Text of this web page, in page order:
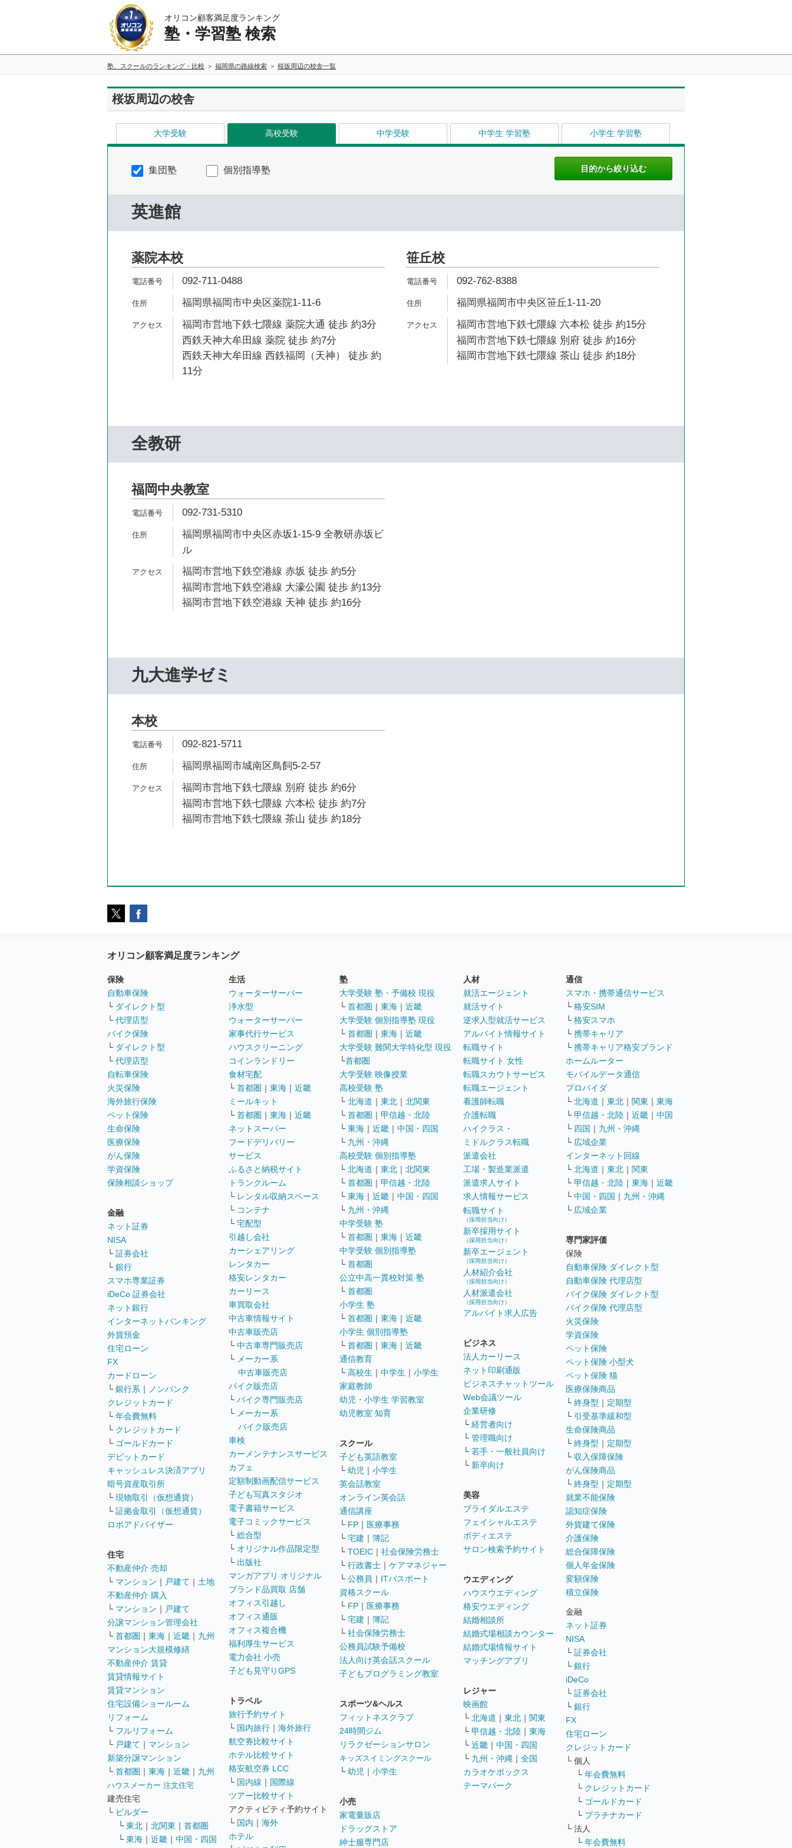
オリコン顧客満足度ランキング
塾・学習塾 検索
塾、スクールのランキング・比較 福岡県の路線検索 桜坂周辺の校舎一覧
桜坂周辺の校舎
大学受験 高校受験 中学受験 中学生 学習塾 小学生 学習塾
集団塾 個別指導塾
英進館
薬院本校
092-711-0488
福岡県福岡市中央区薬院1-11-6
福岡市営地下鉄七隈線 薬院大通 徒歩 約3分
西鉄天神大牟田線 薬院 徒歩 約7分
西鉄天神大牟田線 西鉄福岡（天神） 徒歩 約
11分
笹丘校
092-762-8388
福岡県福岡市中央区笹丘1-11-20
福岡市営地下鉄七隈線 六本松 徒歩 約15分
福岡市営地下鉄七隈線 別府 徒歩 約16分
福岡市営地下鉄七隈線 茶山 徒歩 約18分
全教研
福岡中央教室
092-731-5310
福岡県福岡市中央区赤坂1-15-9 全教研赤坂ビ
ル
福岡市営地下鉄空港線 赤坂 徒歩 約5分
福岡市営地下鉄空港線 大濠公園 徒歩 約13分
福岡市営地下鉄空港線 天神 徒歩 約16分
九大進学ゼミ
本校
092-821-5711
福岡県福岡市城南区鳥飼5-2-57
福岡市営地下鉄七隈線 別府 徒歩 約6分
福岡市営地下鉄七隈線 六本松 徒歩 約7分
福岡市営地下鉄七隈線 茶山 徒歩 約18分
オリコン顧客満足度ランキング
保険
自動車保険
└ ダイレクト型
└ 代理店型
バイク保険
└ ダイレクト型
└ 代理店型
自転車保険
火災保険
海外旅行保険
ペット保険
生命保険
医療保険
がん保険
学資保険
保険相談ショップ
金融
ネット証券
NISA
└ 証券会社
└ 銀行
スマホ専業証券
iDeCo 証券会社
ネット銀行
インターネットバンキング
外貨預金
住宅ローン
FX
カードローン
└ 銀行系 ｜
ノンバンク
クレジットカード
└ 年会費無料
└ クレジットカード
└ ゴールドカード
デビットカード
キャッシュレス決済アプリ
暗号資産取引所
└ 現物取引（仮想通貨）
└ 証拠金取引（仮想通貨）
ロボアドバイザー
住宅
不動産仲介 売却
└ マンション ｜ 戸建て ｜ 土地
不動産仲介 購入
└ マンション ｜ 戸建て
分譲マンション管理会社
└ 首都圏 ｜ 東海 ｜ 近畿 ｜ 九州
マンション大規模修繕
不動産仲介 賃貸
賃貸情報サイト
賃貸マンション
住宅設備ショールーム
リフォーム
└ フルリフォーム
└ 戸建て ｜ マンション
新築分譲マンション
└ 首都圏 ｜ 東海 ｜ 近畿 ｜ 九州
ハウスメーカー 注文住宅
建売住宅
└ ビルダー
└ 東北 ｜ 北関東 ｜ 首都圏
└ 東海 ｜ 近畿 ｜ 中国・四国
生活
ウォーターサーバー
浄水型
ウォーターサーバー
家事代行サービス
ハウスクリーニング
コインランドリー
食材宅配
└ 首都圏 ｜ 東海 ｜ 近畿
ミールキット
└ 首都圏 ｜ 東海 ｜ 近畿
ネットスーパー
フードデリバリー
サービス
ふるさと納税サイト
トランクルーム
└ レンタル収納スペース
└ コンテナ
└ 宅配型
引越し会社
カーシェアリング
レンタカー
格安レンタカー
カーリース
車買取会社
中古車情報サイト
中古車販売店
└ 中古車専門販売店
└ メーカー系
中古車販売店
バイク販売店
└ バイク専門販売店
└ メーカー系
バイク販売店
車検
カーメンテナンスサービス
カフェ
定額制動画配信サービス
子ども写真スタジオ
電子書籍サービス
電子コミックサービス
└ 総合型
└ オリジナル作品限定型
└ 出版社
マンガアプリ オリジナル
ブランド品買取 店舗
オフィス引越し
オフィス通販
オフィス複合機
福利厚生サービス
電力会社 小売
子ども見守りGPS
トラベル
旅行予約サイト
└ 国内旅行 ｜ 海外旅行
航空券比較サイト
ホテル比較サイト
格安航空券 LCC
└ 国内線 ｜ 国際線
ツアー比較サイト
アクティビティ予約サイト
└ 国内 ｜ 海外
ホテル
塾
大学受験 塾・予備校 現役
└ 首都圏 ｜ 東海 ｜ 近畿
大学受験 個別指導塾 現役
└ 首都圏 ｜ 東海 ｜ 近畿
大学受験 難関大学特化型 現役
└首都圏
大学受験 映像授業
高校受験 塾
└ 北海道 ｜ 東北 ｜ 北関東
└ 首都圏 ｜ 甲信越・北陸
└ 東海 ｜ 近畿 ｜ 中国・四国
└ 九州・沖縄
高校受験 個別指導塾
└ 北海道 ｜ 東北 ｜ 北関東
└ 首都圏 ｜ 甲信越・北陸
└ 東海 ｜ 近畿 ｜ 中国・四国
└ 九州・沖縄
中学受験 塾
└ 首都圏 ｜ 東海 ｜ 近畿
中学受験 個別指導塾
└ 首都圏
公立中高一貫校対策 塾
└ 首都圏
小学生 塾
└ 首都圏 ｜ 東海 ｜ 近畿
小学生 個別指導塾
└ 首都圏 ｜ 東海 ｜ 近畿
通信教育
└ 高校生 ｜ 中学生 ｜ 小学生
家庭教師
幼児・小学生 学習教室
幼児教室 知育
スクール
子ども英語教室
└ 幼児 ｜ 小学生
英会話教室
オンライン英会話
通信講座
└ FP ｜ 医療事務
└ 宅建 ｜ 簿記
└ TOEIC ｜ 社会保険労務士
└ 行政書士 ｜ ケアマネジャー
└ 公務員 ｜ ITパスポート
資格スクール
└ FP ｜ 医療事務
└ 宅建 ｜ 簿記
└ 社会保険労務士
公務員試験予備校
法人向け英会話スクール
子どもプログラミング教室
スポーツ&ヘルス
フィットネスクラブ
24時間ジム
リラクゼーションサロン
キッズスイミングスクール
└ 幼児 ｜ 小学生
小売
家電量販店
ドラッグストア
紳士服専門店
人材
就活エージェント
就活サイト
逆求人型就活サービス
アルバイト情報サイト
転職サイト
転職サイト 女性
転職スカウトサービス
転職エージェント
看護師転職
介護転職
ハイクラス・
ミドルクラス転職
派遣会社
工場・製造業派遣
派遣求人サイト
求人情報サービス
転職サイト
（採用担当向け）
新卒採用サイト
（採用担当向け）
新卒エージェント
（採用担当向け）
人材紹介会社
（採用担当向け）
人材派遣会社
（採用担当向け）
アルバイト求人広告
ビジネス
法人カーリース
ネット印刷通販
ビジネスチャットツール
Web会議ツール
企業研修
└ 経営者向け
└ 管理職向け
└ 若手・一般社員向け
└ 新卒向け
美容
ブライダルエステ
フェイシャルエステ
ボディエステ
サロン検索予約サイト
ウエディング
ハウスウエディング
格安ウエディング
結婚相談所
結婚式場相談カウンター
結婚式場情報サイト
マッチングアプリ
レジャー
映画館
└ 北海道 ｜ 東北 ｜ 関東
└ 甲信越・北陸 ｜ 東海
└ 近畿 ｜ 中国・四国
└ 九州・沖縄 ｜ 全国
カラオケボックス
テーマパーク
通信
スマホ・携帯通信サービス
└ 格安SIM
└ 格安スマホ
└ 携帯キャリア
└ 携帯キャリア格安ブランド
ホームルーター
モバイルデータ通信
プロバイダ
└ 北海道 ｜ 東北 ｜ 関東 ｜ 東海
└ 甲信越・北陸 ｜ 近畿 ｜ 中国
└ 四国 ｜ 九州・沖縄
└ 広域企業
インターネット回線
└ 北海道 ｜ 東北 ｜ 関東
└ 甲信越・北陸 ｜ 東海 ｜ 近畿
└ 中国・四国 ｜ 九州・沖縄
└ 広域企業
専門家評価
保険
自動車保険 ダイレクト型
自動車保険 代理店型
バイク保険 ダイレクト型
バイク保険 代理店型
火災保険
学資保険
ペット保険
ペット保険 小型犬
ペット保険 猫
医療保険商品
└ 終身型 ｜ 定期型
└ 引受基準緩和型
生命保険商品
└ 終身型 ｜ 定期型
└ 収入保障保険
がん保険商品
└ 終身型 ｜ 定期型
就業不能保険
認知症保険
外貨建て保険
介護保険
総合保障保険
個人年金保険
変額保険
積立保険
金融
ネット証券
NISA
└ 証券会社
└ 銀行
iDeCo
└ 証券会社
└ 銀行
FX
住宅ローン
クレジットカード
└ 個人
└ 年会費無料
└ クレジットカード
└ ゴールドカード
└ プラチナカード
└ 法人
└ 年会費無料